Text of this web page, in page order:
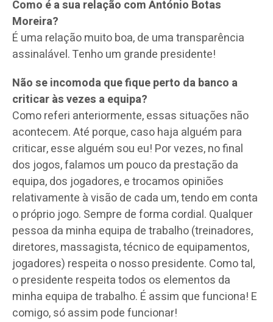
Como é a sua relação com António Botas
Moreira?
É uma relação muito boa, de uma transparência
assinalável. Tenho um grande presidente!
Não se incomoda que fique perto da banco a
criticar às vezes a equipa?
Como referi anteriormente, essas situações não
acontecem. Até porque, caso haja alguém para
criticar, esse alguém sou eu! Por vezes, no final
dos jogos, falamos um pouco da prestação da
equipa, dos jogadores, e trocamos opiniões
relativamente à visão de cada um, tendo em conta
o próprio jogo. Sempre de forma cordial. Qualquer
pessoa da minha equipa de trabalho (treinadores,
diretores, massagista, técnico de equipamentos,
jogadores) respeita o nosso presidente. Como tal,
o presidente respeita todos os elementos da
minha equipa de trabalho. É assim que funciona! E
comigo, só assim pode funcionar!